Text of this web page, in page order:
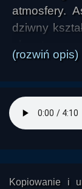
atmosfery.
dziwny
Wyglądało
200 do 250
(rozwiń opis)
Kopiowanie i